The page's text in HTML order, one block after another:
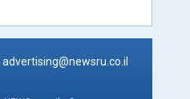
advertising@newsru.co.il